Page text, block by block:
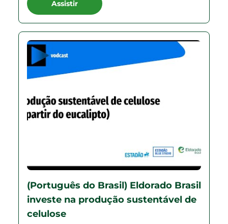
Assistir
(Português do Brasil) Eldorado Brasil
investe na produção sustentável de
celulose